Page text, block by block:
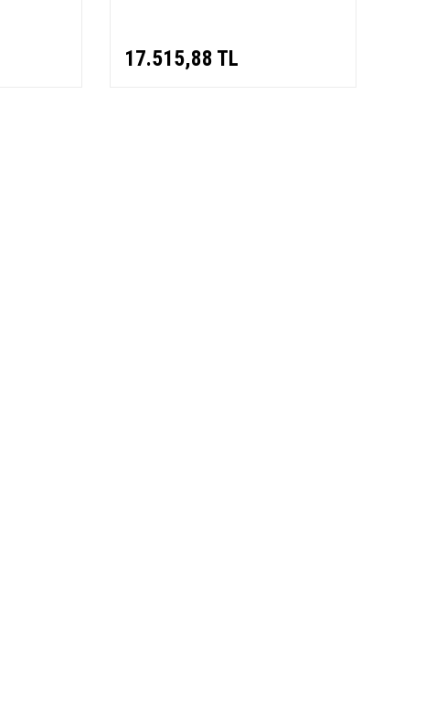
17.515,88 TL